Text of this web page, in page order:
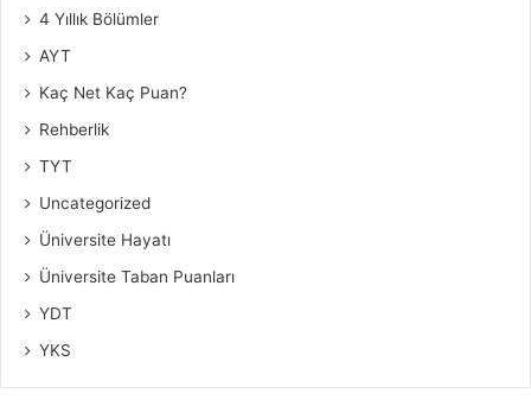
4 Yıllık Bölümler
AYT
Kaç Net Kaç Puan?
Rehberlik
TYT
Uncategorized
Üniversite Hayatı
Üniversite Taban Puanları
YDT
YKS